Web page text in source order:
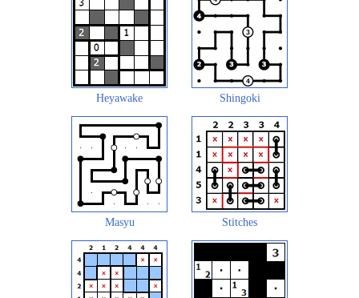
Heyawake Shingoki
Masyu Stitches